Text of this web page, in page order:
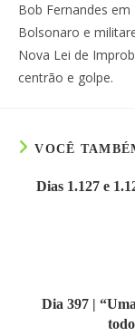
Bob Fernandes
Bolsonaro e
Nova Lei de
centrão e golpe.
VOCÊ
Dias 1.127 e
Dia 397 |